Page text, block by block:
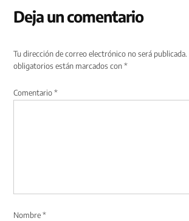
Deja un comentario
Tu dirección de correo electrónico no será publicada.
obligatorios están marcados con*
Comentario*
Nombre*